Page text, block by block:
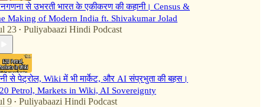
से उभरती भारत के एकीकरण की कहानी। Census &
Making of Modern India ft. Shivakumar Jolad
23 • Puliyabaazi Hindi Podcast
से पेट्रोल, Wiki में भी मार्केट, और AI संप्रभुता की बहस।
Petrol, Markets in Wiki, AI Sovereignty
9 • Puliyabaazi Hindi Podcast